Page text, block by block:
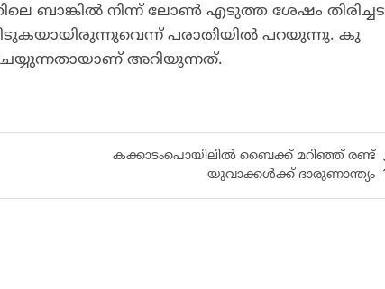
ബാ​ങ്കി​ൽ നി​ന്ന്​ ലോ​ൺ എ​ടു​ത്ത ശേ​ഷം തി​രി​ച്ച​ട​
പ​രാ​തി​യി​ൽ പ​റ​യു​ന്നു. കു​
അ​റി​യു​ന്ന​ത്.
കക്കാടംപൊയിലിൽ ബൈക്ക് മറിഞ്ഞ് രണ്ട്
യുവാക്കൾക്ക് ദാരുണാന്ത്യം